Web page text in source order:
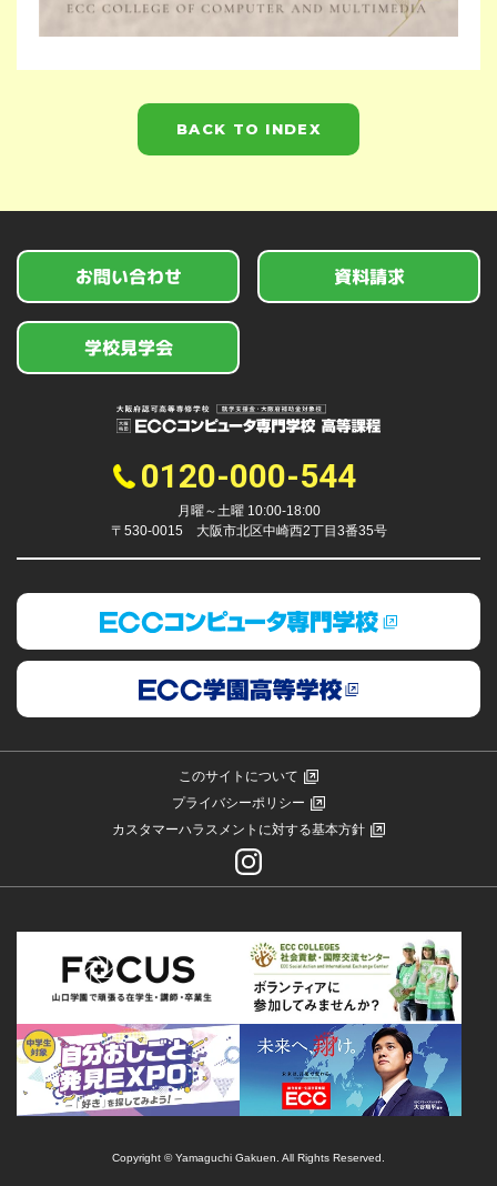
BACK TO INDEX
お問い合わせ 資料請求
学校見学会
0120-000-544
月曜～土曜 10:00-18:00
〒530-0015 大阪市北区中崎西2丁目3番35号
このサイトについて
プライバシーポリシー
カスタマーハラスメントに対する基本方針
Copyright © Yamaguchi Gakuen. All Rights Reserved.